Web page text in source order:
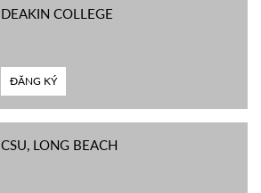
DEAKIN COLLEGE
ĐĂNG KÝ
CSU, LONG BEACH